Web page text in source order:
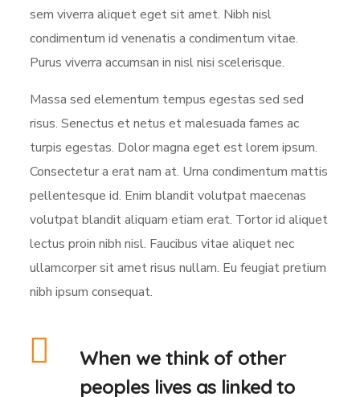
sem viverra aliquet eget sit amet. Nibh nisl
condimentum id venenatis a condimentum vitae.
Purus viverra accumsan in nisl nisi scelerisque.
Massa sed elementum tempus egestas sed sed
risus. Senectus et netus et malesuada fames ac
turpis egestas. Dolor magna eget est lorem ipsum.
Consectetur a erat nam at. Urna condimentum mattis
pellentesque id. Enim blandit volutpat maecenas
volutpat blandit aliquam etiam erat. Tortor id aliquet
lectus proin nibh nisl. Faucibus vitae aliquet nec
ullamcorper sit amet risus nullam. Eu feugiat pretium
nibh ipsum consequat.
When we think of other
peoples lives as linked to